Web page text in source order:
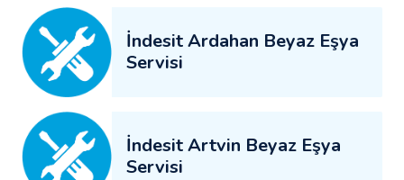
İndesit Ardahan Beyaz Eşya
Servisi
İndesit Artvin Beyaz Eşya
Servisi